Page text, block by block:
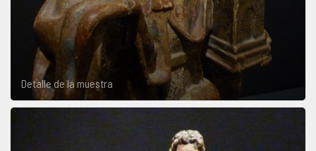
Detalle de la muestra